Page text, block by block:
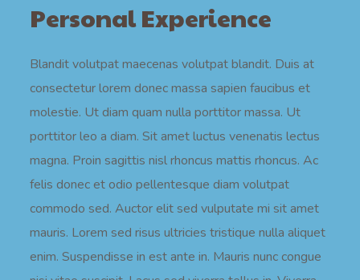
Personal Experience
Blandit volutpat maecenas volutpat blandit. Duis at
consectetur lorem donec massa sapien faucibus et
molestie. Ut diam quam nulla porttitor massa. Ut
porttitor leo a diam. Sit amet luctus venenatis lectus
magna. Proin sagittis nisl rhoncus mattis rhoncus. Ac
felis donec et odio pellentesque diam volutpat
commodo sed. Auctor elit sed vulputate mi sit amet
mauris. Lorem sed risus ultricies tristique nulla aliquet
enim. Suspendisse in est ante in. Mauris nunc congue